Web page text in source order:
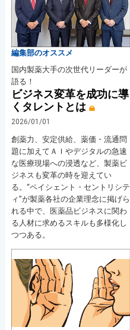
編集部のオススメ
国内製薬大手の次世代リーダーが
語る！
ビジネス変革を成功に導
くタレントとは
2026/01/01
創薬力、安定供給、薬価・流通問
題に加えてＡＩやデジタルの急速
な医療現場への浸透など、製薬ビ
ジネスも変革の時を迎えてい
る。“ペイシェント・セントリシテ
ィ”が製薬各社の企業理念に掲げら
れる中で、医薬品ビジネスに関わ
る人材に求めるスキルも多様化し
つつある。